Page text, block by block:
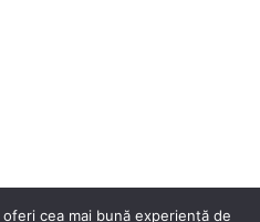
cea mai bună experiență de